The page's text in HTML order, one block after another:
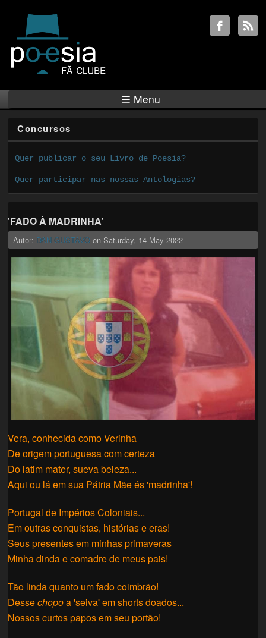
☰ Menu
Concursos
Quer publicar o seu Livro de Poesia?
Quer participar nas nossas Antologias?
'FADO À MADRINHA'
Autor: DAN GUSTAVO on Saturday, 14 May 2022
Vera, conhecida como Verinha
De origem portuguesa com certeza
Do latim mater, sueva beleza...
Aqui ou lá em sua Pátria Mãe és 'madrinha'!
Portugal de Impérios Coloniais...
Em outras conquistas, histórias e eras!
Seus presentes em minhas primaveras
Minha dinda e comadre de meus pais!
Tão linda quanto um fado coimbrão!
Dessechopoa 'seiva' em shorts doados...
Nossos curtos papos em seu portão!